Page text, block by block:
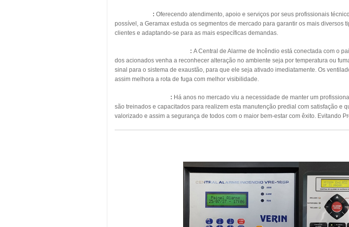
: Oferecendo atendimento, apoio e serviços por seus profissionais
possível, a Geramax estuda os segmentos de mercado para garantir os mais
clientes e adaptando-se para as mais específicas demandas.
: A Central de Alarme de Incêndio está conectada com o
dos acionados venha a reconhecer alteração no ambiente seja por temperatura ou
sinal para o sistema de exaustão, para que ele seja ativado imediatamente. Os
assim melhora a rota de fuga com melhor visibilidade.
: Há anos no mercado viu a necessidade de manter um
são treinados e capacitados para realizem esta manutenção predial com satisfação e
valorizado e assim a segurança de todos com o maior bem-estar com êxito. Evitando